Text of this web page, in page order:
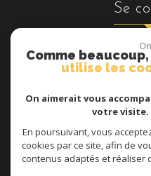
se
© 2026 | Tous droits
Plan du site- Mentions légales- Nos
annonces-
Comme
utilise les
On aimerait vous
votre visite.
En poursuivant, vous
cookies par ce site, afin de
contenus adaptés et réaliser